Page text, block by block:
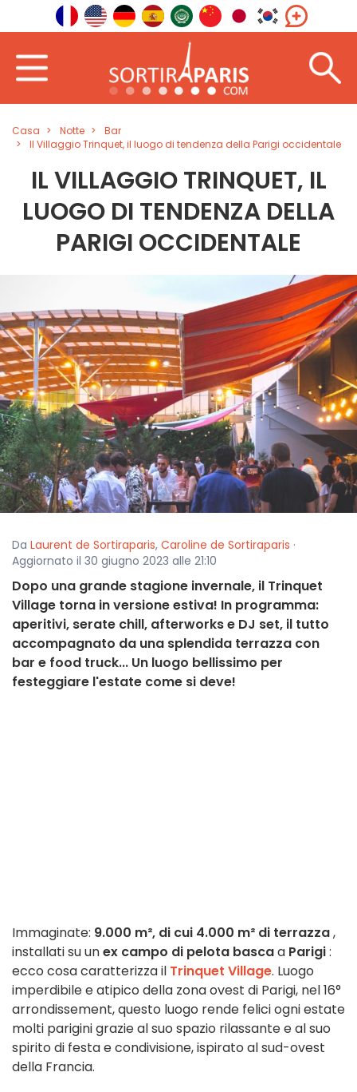
Casa Notte
Bar
Il Villaggio Trinquet, il luogo di tendenza della Parigi occidentale
IL VILLAGGIO TRINQUET, IL
LUOGO DI TENDENZA DELLA
PARIGI OCCIDENTALE
Da Laurent de Sortiraparis, Caroline de Sortiraparis ·
Aggiornato il 30 giugno 2023 alle 21:10
Dopo una grande stagione invernale, il Trinquet
Village torna in versione estiva! In programma:
aperitivi, serate chill, afterworks e DJ set, il tutto
accompagnato da una splendida terrazza con
bar e food truck... Un luogo bellissimo per
festeggiare l'estate come si deve!
Immaginate: 9.000 m², di cui 4.000 m² di terrazza,
installati su unex campo di pelota bascaa Parigi:
ecco cosa caratterizza il Trinquet Village. Luogo
imperdibile e atipico della zona ovest di Parigi, nel 16°
arrondissement, questo luogo rende felici ogni estate
molti parigini grazie al suo spazio rilassante e al suo
spirito di festa e condivisione, ispirato al sud-ovest
della Francia.